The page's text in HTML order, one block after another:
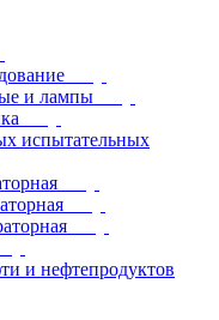
и лампы
испытательных
и нефтепродуктов